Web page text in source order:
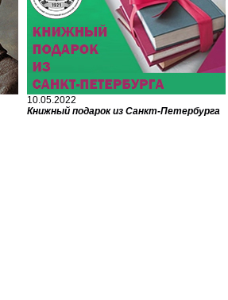
10.05.2022
Книжный подарок из Санкт-Петербурга